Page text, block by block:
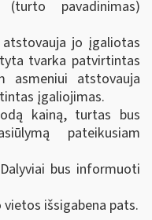
pavadinimas)
jo įgaliotas
tvarka patvirtintas
asmeniui atstovauja
įgaliojimas.
kainą, turtas bus
pateikusiam
bus informuoti
išsigabena pats.